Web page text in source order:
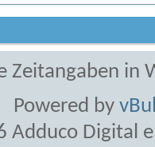
Zeitangaben in
Powered by
Digital